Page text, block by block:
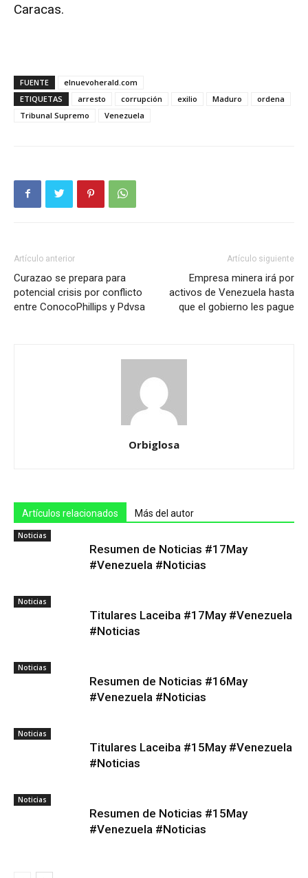
Caracas.
FUENTE
elnuevoherald.com
ETIQUETAS
arresto corrupción exilio Maduro
ordena
Tribunal Supremo
Venezuela
Artículo anterior
Curazao se prepara para
potencial crisis por conflicto
entre ConocoPhillips y Pdvsa
Artículo siguiente
Empresa minera irá por
activos de Venezuela hasta
que el gobierno les pague
Orbiglosa
Artículos relacionados Más del autor
Noticias
Resumen de Noticias #17May
#Venezuela #Noticias
Noticias
Titulares Laceiba #17May #Venezuela
#Noticias
Noticias
Resumen de Noticias #16May
#Venezuela #Noticias
Noticias
Titulares Laceiba #15May #Venezuela
#Noticias
Noticias
Resumen de Noticias #15May
#Venezuela #Noticias